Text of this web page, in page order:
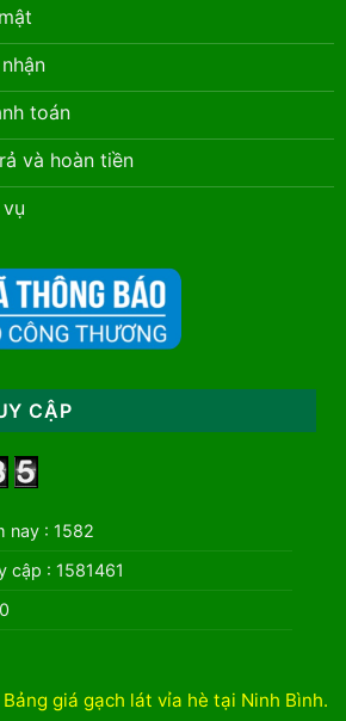
toán
và hoàn tiền
CẬP
nay : 1582
cập : 1581461
Bảng giá gạch lát vỉa hè tại Ninh Bình.